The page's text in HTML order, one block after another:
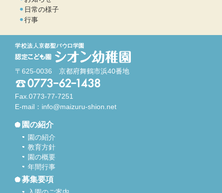
日常の様子
行事
〒625-0036 京都府舞鶴市浜40番地
Fax.0773-77-7251
E-mail： info@maizuru-shion.net
園の紹介
園の紹介
教育方針
園の概要
年間行事
募集要項